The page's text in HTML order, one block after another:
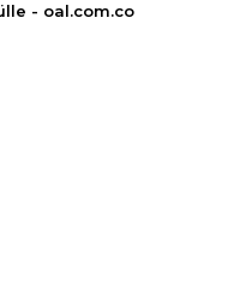
- oal.com.co